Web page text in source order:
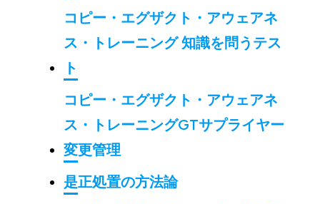
コピー・エグザクト・アウェアネ
ス・トレーニング 知識を問うテス
ト
コピー・エグザクト・アウェアネ
ス・トレーニングGTサプライヤー
変更管理
是正処置の方法論